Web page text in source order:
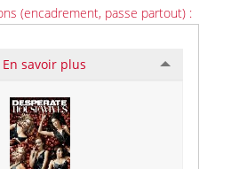
(encadrement, passe partout) :
En savoir plus